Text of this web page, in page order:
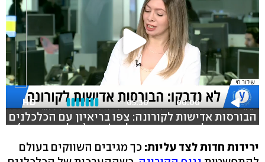
00:00
05:30
HD
הבורסות אדישות לקורונה: צפו בריאיון עם הכלכלנים
אורי גרינפלד ויונתן כץ באולפן ynet (צילום: אבי חי)
ירידות חדות לצד עליות: כך מגיבים השווקים בעולם